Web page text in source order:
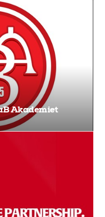
Akademiet